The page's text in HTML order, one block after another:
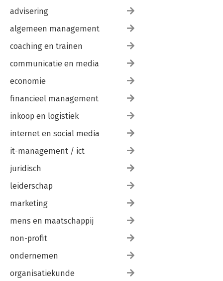
advisering
algemeen management
coaching en trainen
communicatie en media
economie
financieel management
inkoop en logistiek
internet en social media
it-management / ict
juridisch
leiderschap
marketing
mens en maatschappij
non-profit
ondernemen
organisatiekunde